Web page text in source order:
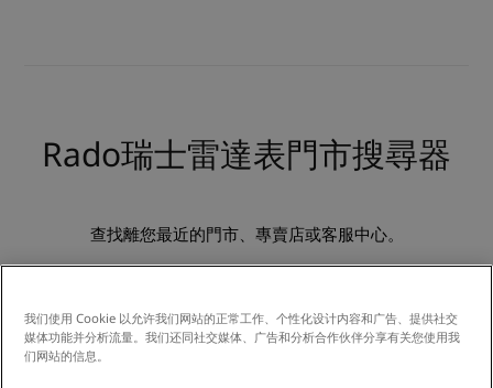
Rado瑞士雷達表門市搜尋器
查找離您最近的門市、專賣店或客服中心。
立刻探索
我们使用 Cookie 以允许我们网站的正常工作、个性化设计内容和广告、提供社交
媒体功能并分析流量。我们还同社交媒体、广告和分析合作伙伴分享有关您使用我
们网站的信息。